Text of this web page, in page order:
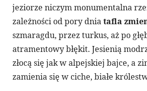
jeziorze niczym monumentalna
zależności od pory dniatafla
szmaragdu, przez turkus, aż po
atramentowy błękit. Jesienią
złocą się jak w alpejskiej bajce, a
zamienia się w ciche, białe